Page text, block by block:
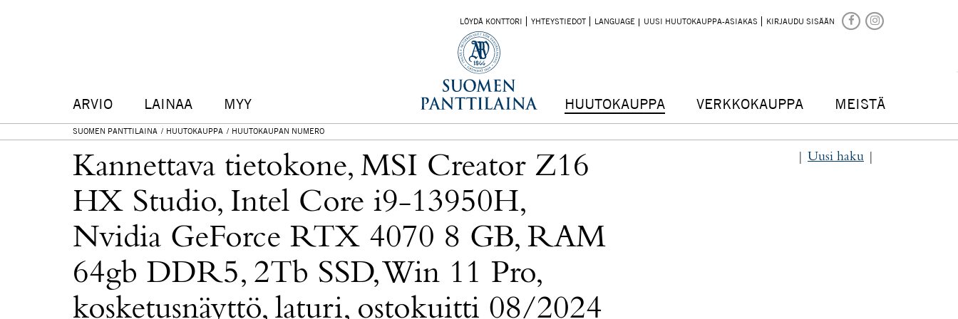
LÖYDÄ KONTTORI YHTEYSTIEDOT LANGUAGE UUSI HUUTOKAUPPA-ASIAKAS KIRJAUDU SISÄÄN
ARVIO LAINAA MYY HUUTOKAUPPA VERKKOKAUPPA MEISTÄ
SUOMEN PANTTILAINA HUUTOKAUPPA HUUTOKAUPAN NUMERO
Uusi haku
Kannettava tietokone, MSI Creator Z16
HX Studio, Intel Core i9-13950H,
Nvidia GeForce RTX 4070 8 GB, RAM
64gb DDR5, 2Tb SSD, Win 11 Pro,
kosketusnäyttö, laturi, ostokuitti 08/2024